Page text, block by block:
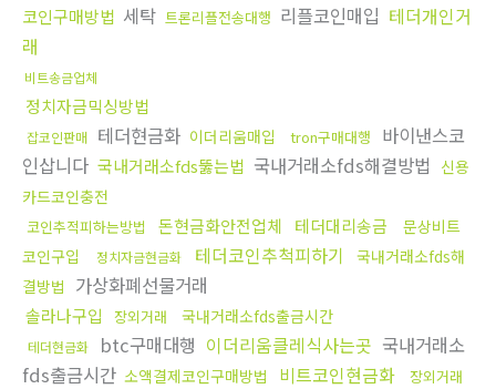
코인구매방법 세탁 트론리플전송대행 리플코인매입 테더개인거
래
비트송금업체
정치자금믹싱방법
잡코인판매 테더현금화 이더리움매입 tron구매대행
바이낸스코
인삽니다 국내거래소fds뚫는법 국내거래소fds해결방법 신용
카드코인충전
코인추적피하는방법 돈현금화안전업체 테더대리송금
문상비트
코인구입
정치자금현금화 테더코인추척피하기
국내거래소fds해
결방법 가상화폐선물거래
솔라나구입 장외거래 국내거래소fds출금시간
테더현금화 btc구매대행 이더리움클레식사는곳 국내거래소
fds출금시간 소액결제코인구매방법 비트코인현금화
장외거래